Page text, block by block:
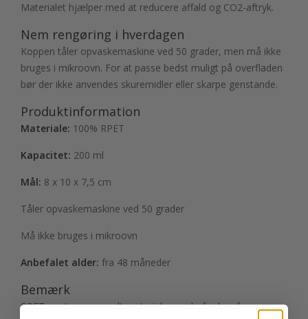
Materialet hjælper med at reducere affald og CO2-aftryk.
Nem rengøring i hverdagen
Koppen tåler opvaskemaskine ved 50 grader, men må ikke
bruges i mikroovn. For at passe bedst muligt på overfladen
bør der ikke anvendes skuremidler eller skarpe genstande.
Produktinformation
Materiale: 100% RPET
Kapacitet: 200 ml
Mål: 8 x 10 x 7,5 cm
Tåler opvaskemaskine ved 50 grader
Må ikke bruges i mikroovn
Anbefalet alder: fra 48 måneder
Bemærk
RPET er et genanvendt materiale, og derfor kan farve og